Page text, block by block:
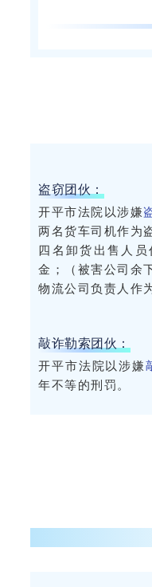
盗窃团伙：
开平市法院以涉嫌
两名货车司机作为
四名卸货出售人
金 ；
（被害公司
物流公司负责人作
敲诈勒索团伙：
开平市法院以涉嫌
年不等的刑罚。